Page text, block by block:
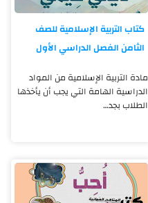
كتاب التربية الإسلامية للصف
الثامن الفصل الدراسي الأول
مادة التربية الإسلامية من المواد
الدراسية الهامة التي يجب أن يأخذها
الطلاب بجد…